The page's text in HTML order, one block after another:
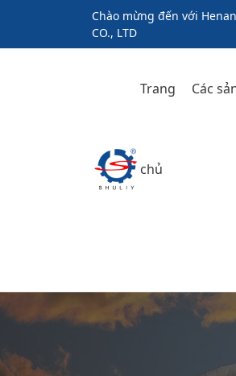
Chào mừng đến với
CO., LTD
Trang
chủ
Các